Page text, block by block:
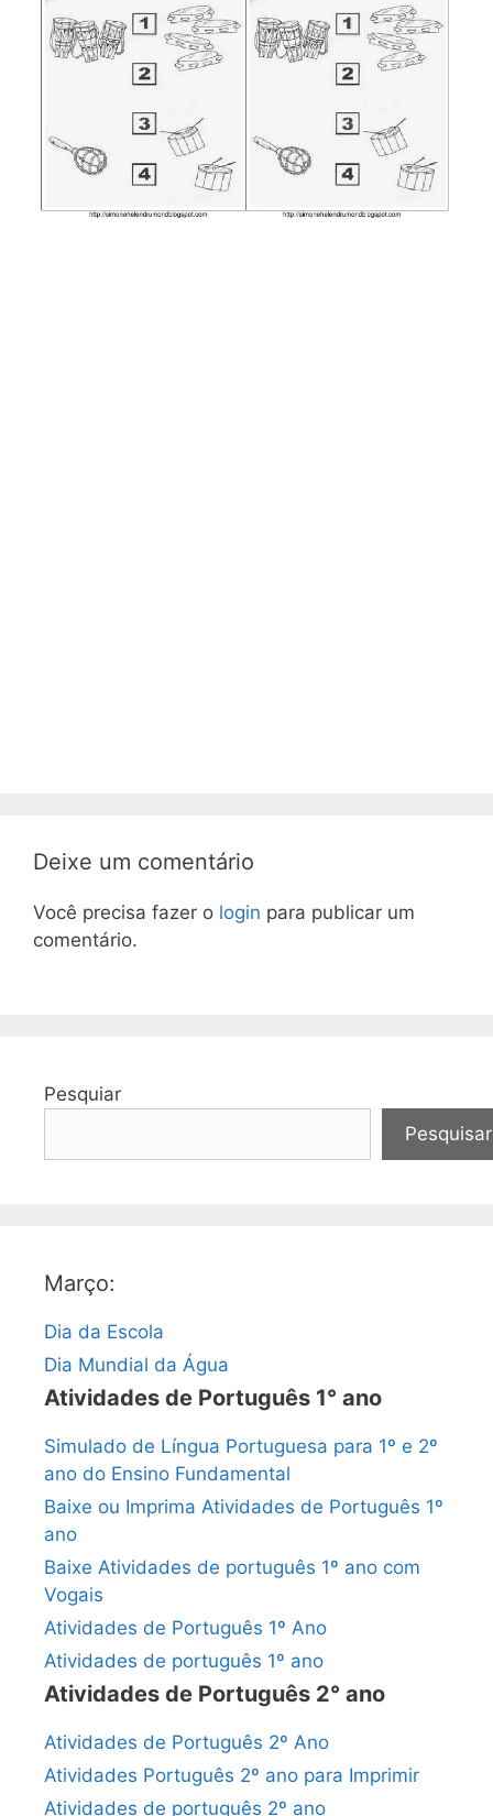
Deixe um comentário
Você precisa fazer o login para publicar um
comentário.
Pesquiar
Pesquisar
Março:
Dia da Escola
Dia Mundial da Água
Atividades de Português 1° ano
Simulado de Língua Portuguesa para 1º e 2º
ano do Ensino Fundamental
Baixe ou Imprima Atividades de Português 1º
ano
Baixe Atividades de português 1º ano com
Vogais
Atividades de Português 1º Ano
Atividades de português 1º ano
Atividades de Português 2° ano
Atividades de Português 2º Ano
Atividades Português 2º ano para Imprimir
Atividades de português 2º ano